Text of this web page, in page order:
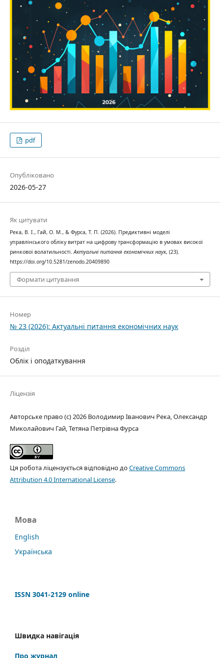
pdf
Опубліковано
2026-05-27
Як цитувати
Река, В. І., Гай, О. М., & Фурса, Т. П. (2026). Предиктивні моделі
управлінського обліку витрат на цифрову трансформацію в умовах високої
ринкової волатильності.Актуальні питання економічних наук, (23).
https://doi.org/10.5281/zenodo.20409890
Формати цитування
Номер
№ 23 (2026): Актуальні питання економічних наук
Розділ
Облік і оподаткування
Ліцензія
Авторське право (c) 2026 Володимир Іванович Река, Олександр
Миколайович Гай, Тетяна Петрівна Фурса
Ця робота ліцензується відповідно доCreative Commons
Attribution 4.0 International License.
Мова
English
Українська
ISSN 3041-2129 online
Швидка навігація
Про журнал